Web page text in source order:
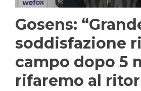
Gosens:
soddisfazione
campo dopo 5
rifaremo al